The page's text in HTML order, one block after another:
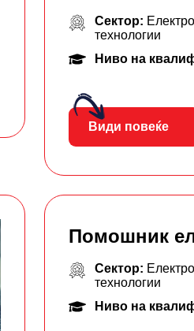
Сектор:
технологии
Ниво на
Види повеќе
Помошник
Сектор:
технологии
Ниво на